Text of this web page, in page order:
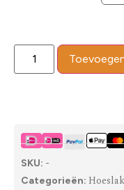
SKU: -
Categorieën: